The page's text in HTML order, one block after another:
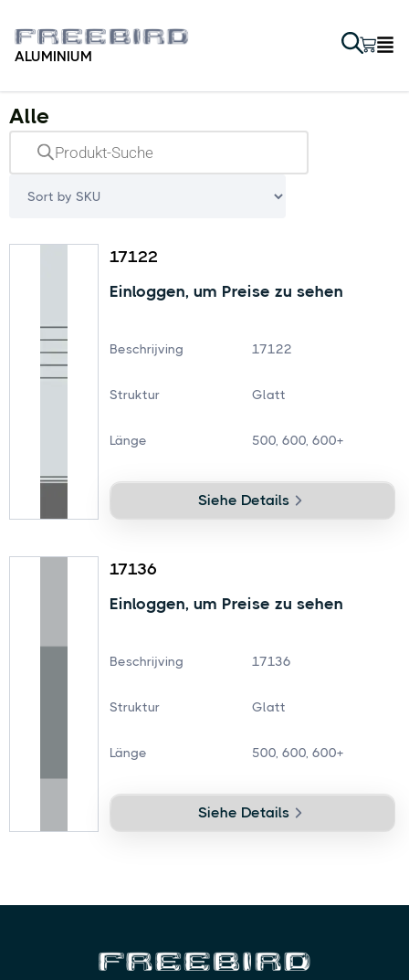
ALUMINIUM
Alle
17122
Einloggen, um Preise zu sehen
Beschrijving 17122
Struktur Glatt
Länge 500, 600, 600+
Siehe Details
17136
Einloggen, um Preise zu sehen
Beschrijving 17136
Struktur Glatt
Länge 500, 600, 600+
Siehe Details